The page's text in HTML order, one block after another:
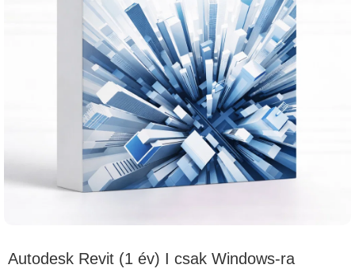
Autodesk Revit (1 év) I csak Windows-ra